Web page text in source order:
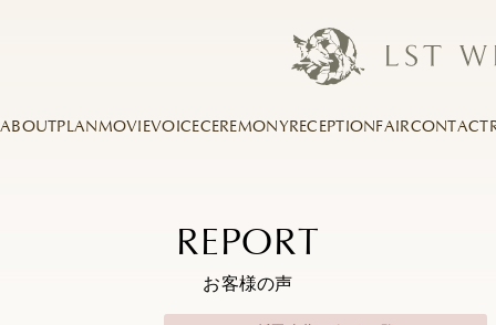
ABOUT PLANMOVIEVOICECEREMONY RECEPTION FAIRCONTACT
REPORT
お客様の声